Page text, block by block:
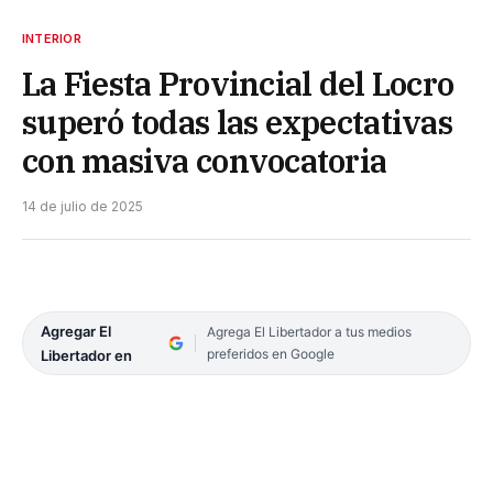
INTERIOR
La Fiesta Provincial del Locro
superó todas las expectativas
con masiva convocatoria
14 de julio de 2025
Agregar El
Libertador en
Agrega El Libertador a tus medios
preferidos en Google